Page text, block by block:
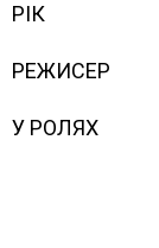
РІК
РЕЖИСЕР
У РОЛЯХ